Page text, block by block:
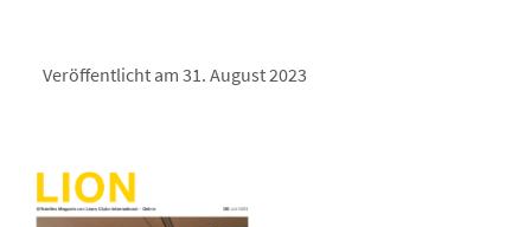
Veröffentlicht am 31. August 2023